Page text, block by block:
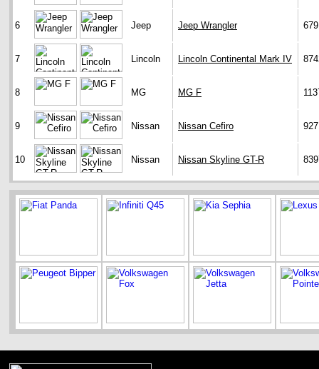
6 Jeep Jeep Wrangler
7 Lincoln Lincoln Continental Mark IV
8 MG MG F
9 Nissan Nissan Cefiro
10 Nissan Nissan Skyline GT-R